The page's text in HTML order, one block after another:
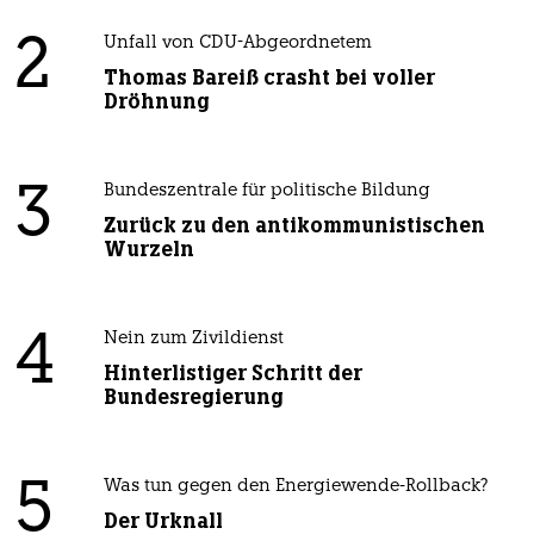
2 Unfall von CDU-Abgeordnetem
Thomas Bareiß crasht bei voller
Dröhnung
3 Bundeszentrale für politische Bildung
Zurück zu den antikommunistischen
Wurzeln
4 Nein zum Zivildienst
Hinterlistiger Schritt der
Bundesregierung
5 Was tun gegen den Energiewende-Rollback?
Der Urknall